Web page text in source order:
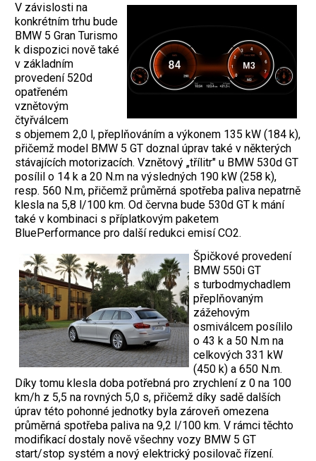
V závislosti na
konkrétním trhu bude
BMW 5 Gran Turismo
k dispozici nově také
v základním
provedení 520d
opatřeném
vznětovým
čtyřválcem
s objemem 2,0 l, přeplňováním a výkonem 135 kW (184 k),
přičemž model BMW 5 GT doznal úprav také v některých
stávajících motorizacích. Vznětový „třílitr" u BMW 530d GT
posílil o 14 k a 20 N.m na výsledných 190 kW (258 k),
resp. 560 N.m, přičemž průměrná spotřeba paliva nepatrně
klesla na 5,8 l/100 km. Od června bude 530d GT k mání
také v kombinaci s příplatkovým paketem
BluePerformance pro další redukci emisí CO2.
Špičkové provedení
BMW 550i GT
s turbodmychadlem
přeplňovaným
zážehovým
osmiválcem posílilo
o 43 k a 50 N.m na
celkových 331 kW
(450 k) a 650 N.m.
Díky tomu klesla doba potřebná pro zrychlení z 0 na 100
km/h z 5,5 na rovných 5,0 s, přičemž díky sadě dalších
úprav této pohonné jednotky byla zároveň omezena
průměrná spotřeba paliva na 9,2 l/100 km. V rámci těchto
modifikací dostaly nově všechny vozy BMW 5 GT
start/stop systém a nový elektrický posilovač řízení.